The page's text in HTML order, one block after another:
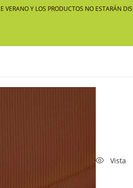
Y LOS PRODUCTOS NO ESTARÁN
Vista